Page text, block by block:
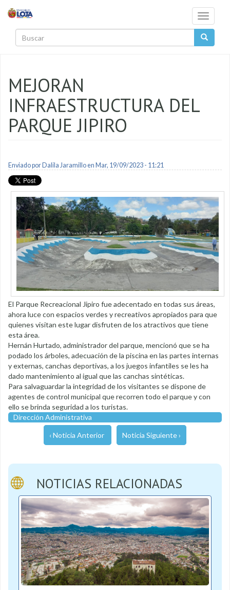
Toggle
MEJORAN
INFRAESTRUCTURA DEL
PARQUE JIPIRO
Enviado por Dalila Jaramilloen Mar, 19/09/2023 - 11:21
El Parque Recreacional Jipiro fue adecentado en todas sus áreas,
ahora luce con espacios verdes y recreativos apropiados para que
quienes visitan este lugar disfruten de los atractivos que tiene
esta área.
Hernán Hurtado, administrador del parque, mencionó que se ha
podado los árboles, adecuación de la piscina en las partes internas
y externas, canchas deportivas, a los juegos infantiles se les ha
dado mantenimiento al igual que las canchas sintéticas.
Para salvaguardar la integridad de los visitantes se dispone de
agentes de control municipal que recorren todo el parque y con
ello se brinda seguridad a los turistas.
Dirección Administrativa
‹ Noticia Anterior Noticia Siguiente ›
NOTICIAS RELACIONADAS